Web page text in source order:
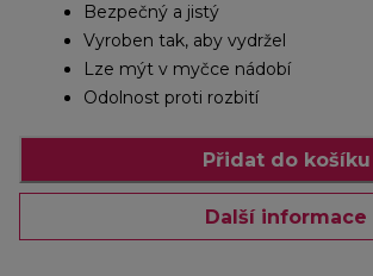
Bezpečný a jistý
Vyroben tak, aby vydržel
Lze mýt v myčce nádobí
Odolnost proti rozbití
Přidat do košíku
Další informace